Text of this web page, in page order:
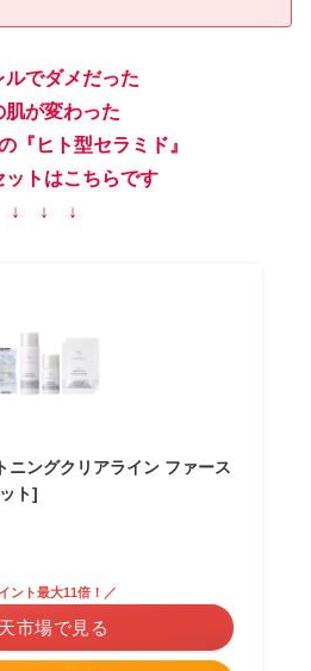
ルでダメだった
肌が変わった
『ヒト型セラミド』
ットはこちらです
↓ ↓ ↓
ニングクリアライン ファース
ト]
ント最大11倍！／
市場で見る